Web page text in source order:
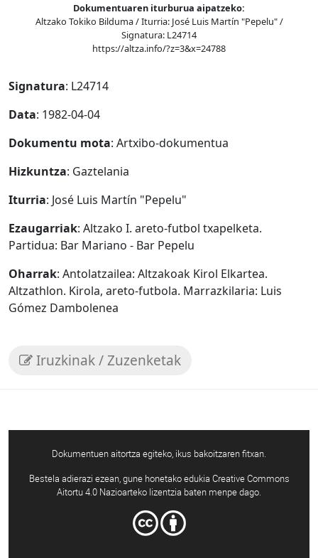
Dokumentuaren iturburua aipatzeko:
Altzako Tokiko Bilduma / Iturria: José Luis Martín "Pepelu" /
Signatura: L24714
https://altza.info/?z=3&x=24788
Signatura: L24714
Data: 1982-04-04
Dokumentu mota: Artxibo-dokumentua
Hizkuntza: Gaztelania
Iturria: José Luis Martín "Pepelu"
Ezaugarriak: Altzako I. areto-futbol txapelketa.
Partidua: Bar Mariano - Bar Pepelu
Oharrak: Antolatzailea: Altzakoak Kirol Elkartea.
Altzathlon. Kirola, areto-futbola. Marrazkilaria: Luis
Gómez Dambolenea
Iruzkinak / Zuzenketak
Dokumentuen aitortza egiteko, ikus bakoitzaren fitxan.
Bestela adierazi ezean, gune honetako edukia Creative Commons
Aitortu 4.0 Nazioarteko lizentzia baten menpe dago.